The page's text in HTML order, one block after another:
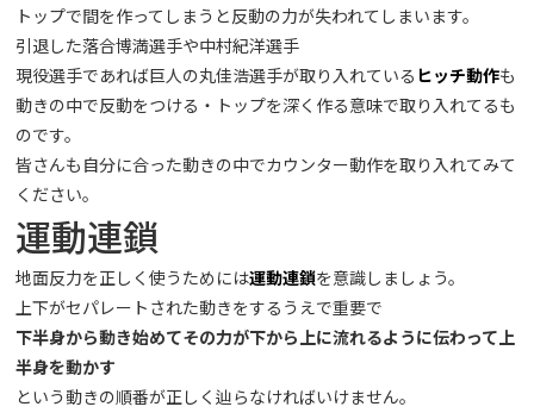
トップで間を作ってしまうと反動の力が失われてしまいます。
引退した落合博満選手や中村紀洋選手
現役選手であれば巨人の丸佳浩選手が取り入れている ヒッチ動作も
動きの中で反動をつける・トップを深く作る意味で取り入れてるも
のです。
皆さんも自分に合った動きの中でカウンター動作を取り入れてみて
ください。
運動連鎖
地面反力を正しく使うためには運動連鎖を意識しましょう。
上下がセパレートされた動きをするうえで重要で
下半身から動き始めてその力が下から上に流れるように伝わって上
半身を動かす
という動きの順番が正しく辿らなければいけません。